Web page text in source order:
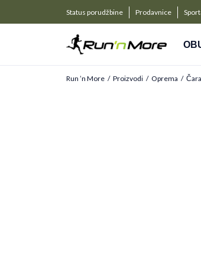
Status porudžbine Prodavnice
PLAĆANJE NA
Kreditnim karticama BANCA
Run ’n More Proizvodi Oprema